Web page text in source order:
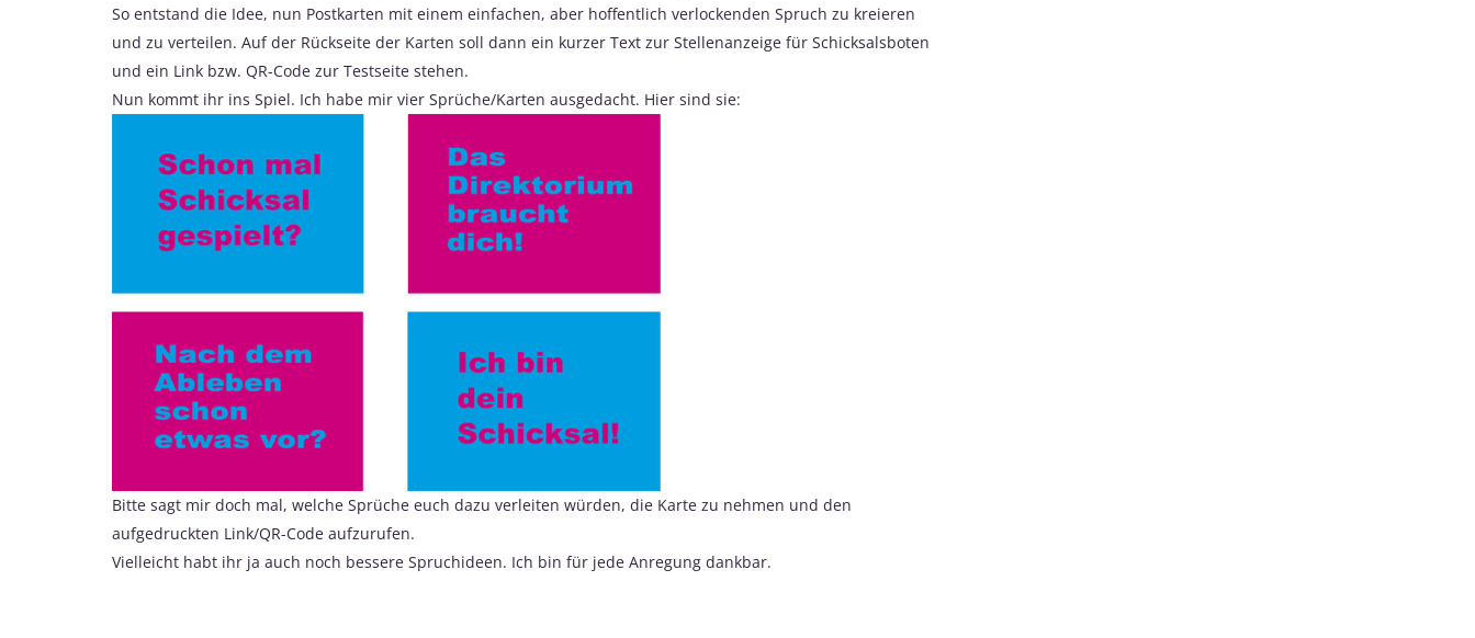
So entstand die Idee, nun Postkarten mit einem einfachen, aber hoffentlich verlockenden Spruch zu kreieren
und zu verteilen. Auf der Rückseite der Karten soll dann ein kurzer Text zur Stellenanzeige für Schicksalsboten
und ein Link bzw. QR-Code zur Testseite stehen.
Nun kommt ihr ins Spiel. Ich habe mir vier Sprüche/Karten ausgedacht. Hier sind sie:
Bitte sagt mir doch mal, welche Sprüche euch dazu verleiten würden, die Karte zu nehmen und den
aufgedruckten Link/QR-Code aufzurufen.
Vielleicht habt ihr ja auch noch bessere Spruchideen. Ich bin für jede Anregung dankbar.